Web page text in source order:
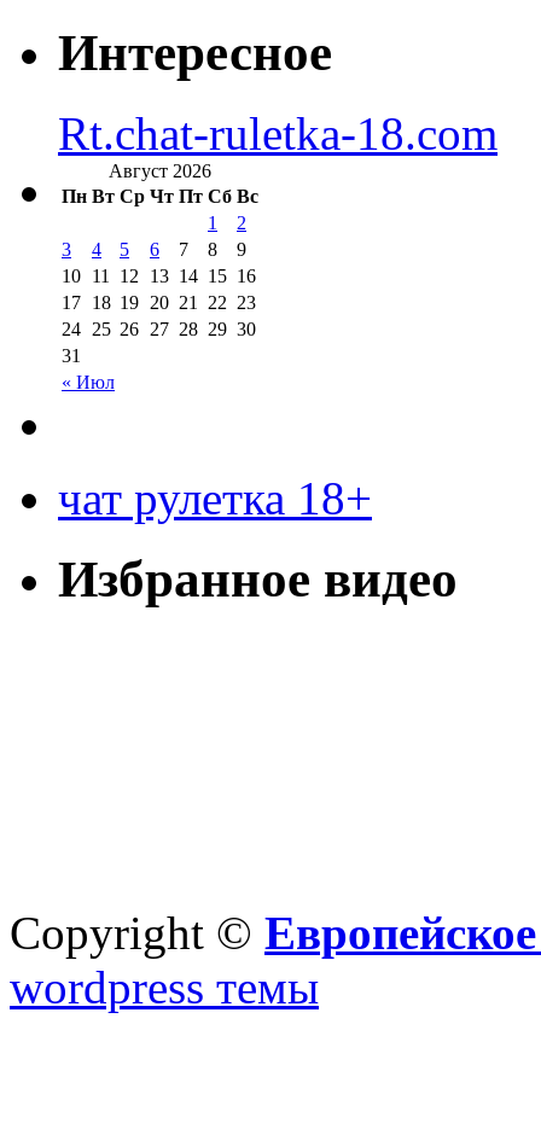
Интересное
Rt.chat-ruletka-18.com
Август 2026
Пн Вт Ср Чт Пт Сб Вс
« Июл
1
2
3
4 5 6 7 8
9
10 11 12 13 14 15 16
17 18 19 20 21 22 23
24 25 26 27 28 29 30
31
чат рулетка 18+
Избранное видео
Copyright ©
wordpress темы